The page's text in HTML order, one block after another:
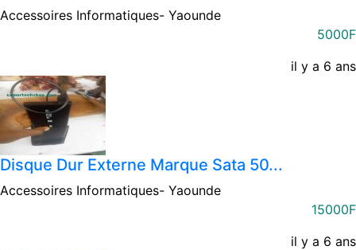
Accessoires Informatiques- Yaounde
5000F
il y a 6 ans
Disque Dur Externe Marque Sata 50...
Accessoires Informatiques- Yaounde
15000F
il y a 6 ans